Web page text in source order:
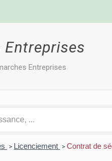
Entreprises
Entreprises
> Licenciement > Contrat de